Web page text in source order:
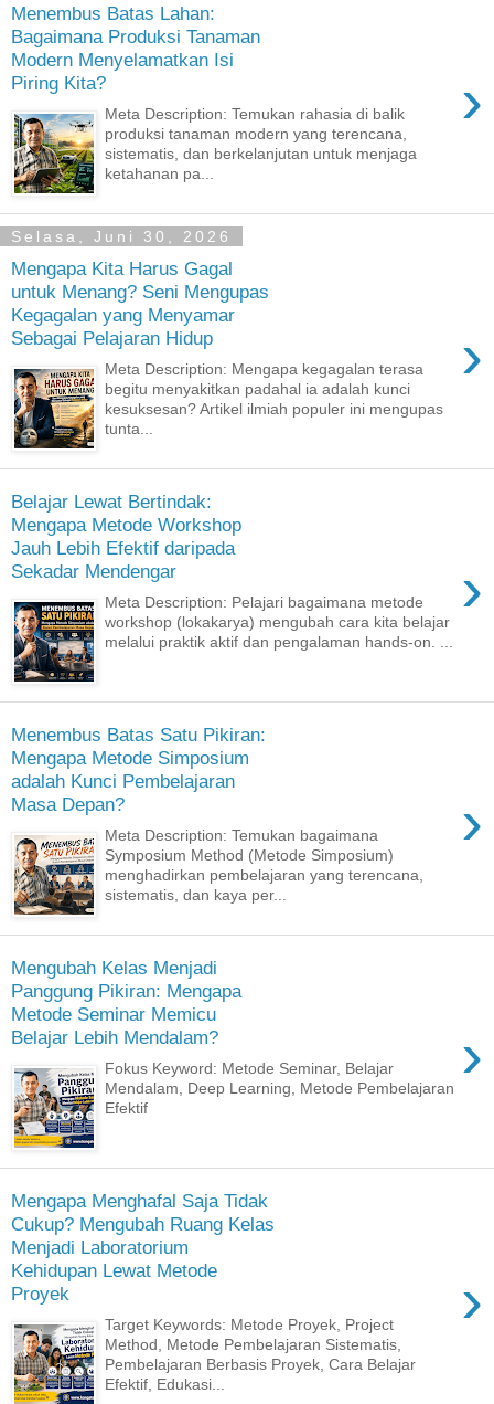
Menembus Batas Lahan:
Bagaimana Produksi Tanaman
Modern Menyelamatkan Isi
Piring Kita?
›
Meta Description: Temukan rahasia di balik
produksi tanaman modern yang terencana,
sistematis, dan berkelanjutan untuk menjaga
ketahanan pa...
Selasa, Juni 30, 2026
Mengapa Kita Harus Gagal
untuk Menang? Seni Mengupas
Kegagalan yang Menyamar
Sebagai Pelajaran Hidup
›
Meta Description: Mengapa kegagalan terasa
begitu menyakitkan padahal ia adalah kunci
kesuksesan? Artikel ilmiah populer ini mengupas
tunta...
Belajar Lewat Bertindak:
Mengapa Metode Workshop
Jauh Lebih Efektif daripada
Sekadar Mendengar
›
Meta Description: Pelajari bagaimana metode
workshop (lokakarya) mengubah cara kita belajar
melalui praktik aktif dan pengalaman hands-on. ...
Menembus Batas Satu Pikiran:
Mengapa Metode Simposium
adalah Kunci Pembelajaran
Masa Depan?
›
Meta Description: Temukan bagaimana
Symposium Method (Metode Simposium)
menghadirkan pembelajaran yang terencana,
sistematis, dan kaya per...
Mengubah Kelas Menjadi
Panggung Pikiran: Mengapa
Metode Seminar Memicu
Belajar Lebih Mendalam?
›
Fokus Keyword: Metode Seminar, Belajar
Mendalam, Deep Learning, Metode Pembelajaran
Efektif
Mengapa Menghafal Saja Tidak
Cukup? Mengubah Ruang Kelas
Menjadi Laboratorium
Kehidupan Lewat Metode
Proyek
›
Target Keywords: Metode Proyek, Project
Method, Metode Pembelajaran Sistematis,
Pembelajaran Berbasis Proyek, Cara Belajar
Efektif, Edukasi...